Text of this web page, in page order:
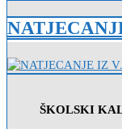
ŠKOLSKI